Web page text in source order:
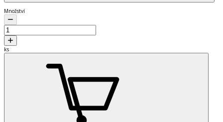
Množství
ks